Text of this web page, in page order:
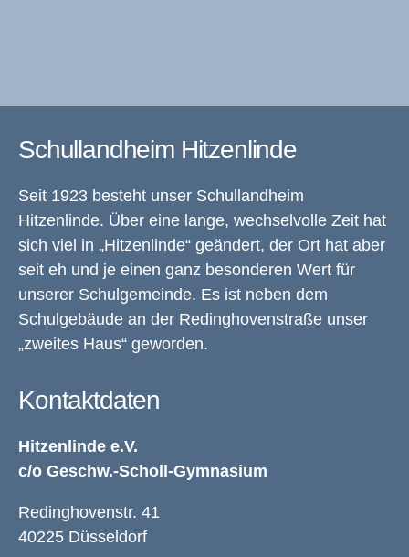
Schullandheim Hitzenlinde
Seit 1923 besteht unser Schullandheim
Hitzenlinde. Über eine lange, wechselvolle Zeit hat
sich viel in „Hitzenlinde“ geändert, der Ort hat aber
seit eh und je einen ganz besonderen Wert für
unserer Schulgemeinde. Es ist neben dem
Schulgebäude an der Redinghovenstraße unser
„zweites Haus“ geworden.
Kontaktdaten
Hitzenlinde e.V.
c/o Geschw.-Scholl-Gymnasium
Redinghovenstr. 41
40225 Düsseldorf